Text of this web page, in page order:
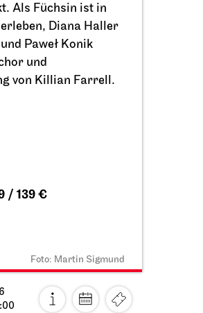
Als Füchsin ist in
Diana Haller
Paweł Konik
und
von Killian Farrell.
/ 139 €
Foto: Martin Sigmund